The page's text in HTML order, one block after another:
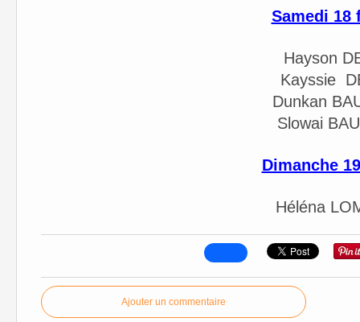
Samedi 18
Hayson
Kayssie
Dunkan
Slowai
Dimanche
Héléna
Ajouter un commentaire